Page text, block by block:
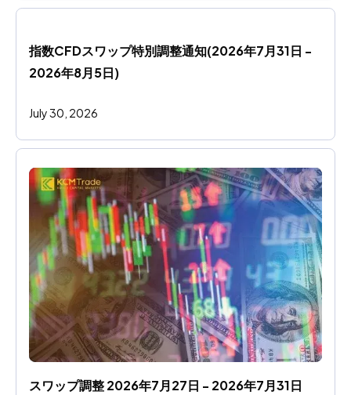
指数CFDスワップ特別調整通知(2026年7月31日 -
2026年8月5日)
July 30, 2026
スワップ調整 2026年7月27日 - 2026年7月31日